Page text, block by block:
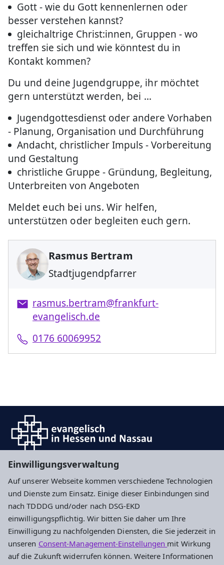
Einwilligungsverwaltung
Auf unserer Webseite kommen verschiedene Technologien
und Dienste zum Einsatz. Einige dieser Einbindungen sind
nach TDDDG und/oder nach DSG-EKD
einwilligungspflichtig. Wir bitten Sie daher um Ihre
Einwilligung zu nachfolgenden Diensten, die Sie jederzeit in
unseren Consent-Management-Einstellungen mit Wirkung
auf die Zukunft widerrufen können. Weitere Informationen
Gott - wie du Gott kennenlernen oder
besser verstehen kannst?
gleichaltrige Christ:innen, Gruppen - wo
treffen sie sich und wie könntest du in
Kontakt kommen?
Du und deine Jugendgruppe, ihr möchtet
gern unterstützt werden, bei ...
Jugendgottesdienst oder andere Vorhaben
- Planung, Organisation und Durchführung
Andacht, christlicher Impuls - Vorbereitung
und Gestaltung
christliche Gruppe - Gründung, Begleitung,
Unterbreiten von Angeboten
Meldet euch bei uns. Wir helfen,
unterstützen oder begleiten euch gern.
Rasmus Bertram
Stadtjugendpfarrer
rasmus.bertram@frankfurt-
evangelisch.de
0176 60069952
Evangelisches Stadtjugendpfarramt
Frankfurt und Offenbach
Stalburgstraße 38